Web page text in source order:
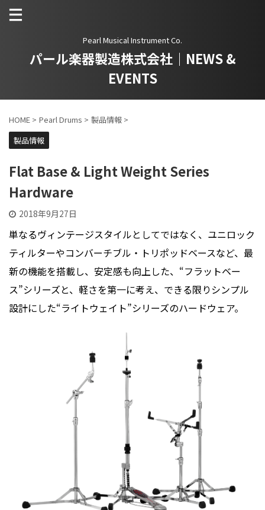
Pearl Musical Instrument Co.
パール楽器製造株式会社｜NEWS &
EVENTS
HOME > Pearl Drums > 製品情報 >
製品情報
Flat Base & Light Weight Series
Hardware
2018年9月27日
単なるヴィンテージスタイルとしてではなく、ユニロック
ティルターやコンバーチブル・トリポッドベースなど、最
新の機能を搭載し、安定感も向上した、“フラットベー
ス”シリーズと、軽さを第一に考え、できる限りシンプル
設計にした“ライトウェイト”シリーズのハードウェア。